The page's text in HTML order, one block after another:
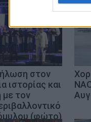
στον
ιστορίας και
τον
(φώτο)